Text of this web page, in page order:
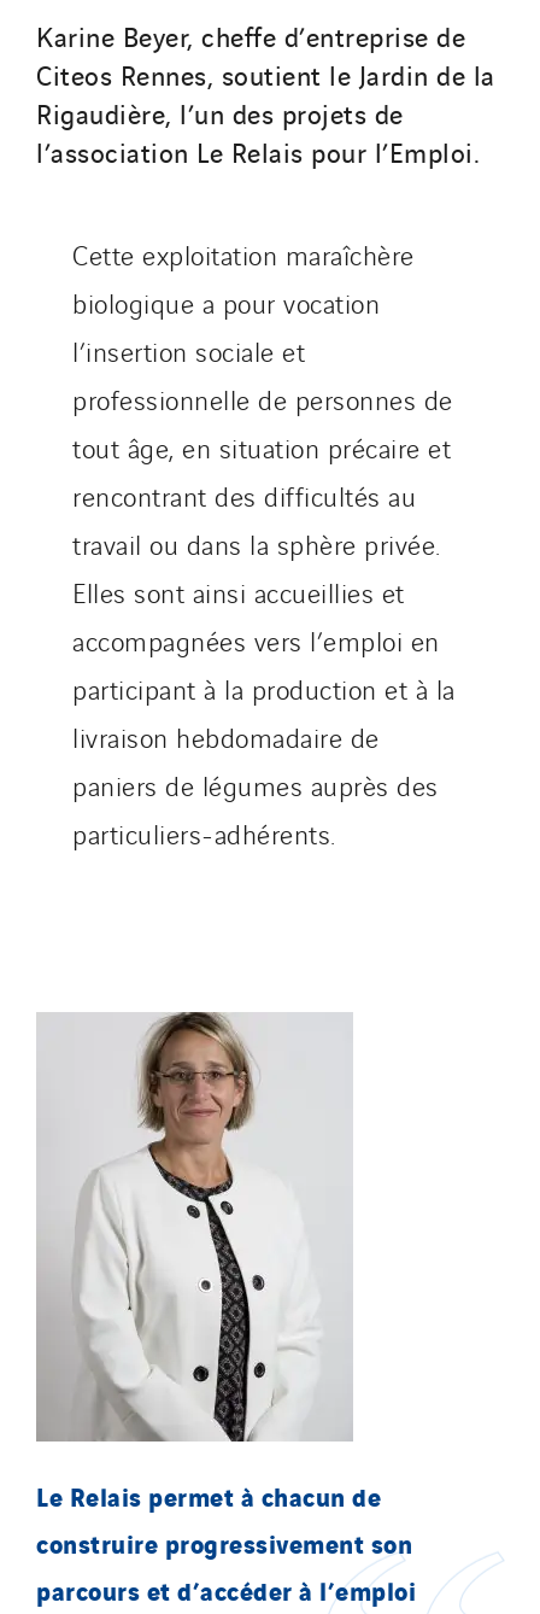
Karine Beyer, cheffe d’entreprise de
Citeos Rennes, soutient le Jardin de la
Rigaudière, l’un des projets de
l’association Le Relais pour l’Emploi.
Cette exploitation maraîchère
biologique a pour vocation
l’insertion sociale et
professionnelle de personnes de
tout âge, en situation précaire et
rencontrant des difficultés au
travail ou dans la sphère privée.
Elles sont ainsi accueillies et
accompagnées vers l’emploi en
participant à la production et à la
livraison hebdomadaire de
paniers de légumes auprès des
particuliers-adhérents.
Le Relais permet à chacun de
construire progressivement son
parcours et d’accéder à l’emploi
VINCI Stiftung
SITES PAYS
Brasil
Czech Republic
Danemark
Germany
Indonesia
Italy
Morocco
Nordic countries
Norway
Poland
Romania
Slovakia
Spain
Sweden
Switzerland